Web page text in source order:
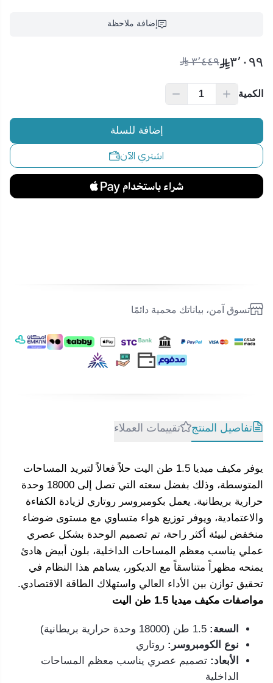
إضافة ملاحظة
٣٬٠٩٩ ٣٬٤٤٩
الكمية
إضافة للسلة
اشتري الآن
تسوق آمن، بياناتك محمية دائمًا
تفاصيل المنتج تقييمات العملاء
يوفر مكيف ميديا 1.5 طن اليت حلاً فعالاً لتبريد المساحات
المتوسطة، وذلك بفضل سعته التي تصل إلى 18000 وحدة
حرارية بريطانية. يعمل بكومبروسر روتاري لزيادة الكفاءة
والاعتمادية، ويوفر توزيع هواء متساوي مع مستوى ضوضاء
منخفض لبيئة أكثر راحة، تم تصميم الوحدة بشكل عصري
عملي يناسب معظم المساحات الداخلية، بلون أبيض هادئ
يمنحه مظهراً متناسقاً مع الديكور، يساهم هذا النظام في
تحقيق توازن بين الأداء العالي واستهلاك الطاقة الاقتصادي.
مواصفات مكيف ميديا 1.5 طن اليت
السعة:
نوع الكومبروسر: روتاري
الأبعاد: تصميم عصري يناسب معظم المساحات
الداخلية